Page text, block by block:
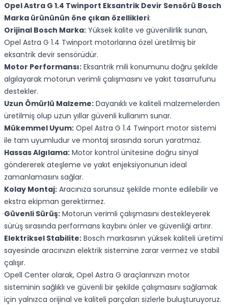
Opel Astra G 1.4 Twinport Eksantrik Devir Sensörü Bosch
Marka ürününün öne çıkan özellikleri:
Orijinal Bosch Marka: Yüksek kalite ve güvenilirlik sunan,
Opel Astra G 1.4 Twinport motorlarına özel üretilmiş bir
eksantrik devir sensörüdür.
Motor Performansı: Eksantrik mili konumunu doğru şekilde
algılayarak motorun verimli çalışmasını ve yakıt tasarrufunu
destekler.
Uzun Ömürlü Malzeme: Dayanıklı ve kaliteli malzemelerden
üretilmiş olup uzun yıllar güvenli kullanım sunar.
Mükemmel Uyum: Opel Astra G 1.4 Twinport motor sistemi
ile tam uyumludur ve montaj sırasında sorun yaratmaz.
Hassas Algılama: Motor kontrol ünitesine doğru sinyal
göndererek ateşleme ve yakıt enjeksiyonunun ideal
zamanlamasını sağlar.
Kolay Montaj: Aracınıza sorunsuz şekilde monte edilebilir ve
ekstra ekipman gerektirmez.
Güvenli Sürüş: Motorun verimli çalışmasını destekleyerek
sürüş sırasında performans kaybını önler ve güvenliği artırır.
Elektriksel Stabilite: Bosch markasının yüksek kaliteli üretimi
sayesinde aracınızın elektrik sistemine zarar vermez ve stabil
çalışır.
Opell Center olarak, Opel Astra G araçlarınızın motor
sisteminin sağlıklı ve güvenli bir şekilde çalışmasını sağlamak
için yalnızca orijinal ve kaliteli parçaları sizlerle buluşturuyoruz.